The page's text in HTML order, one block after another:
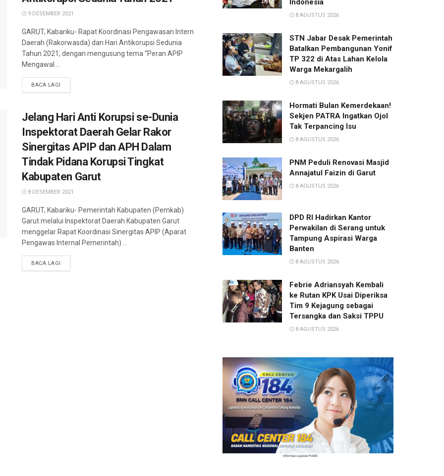
9 DESEMBER 2021
GARUT, Kabariku- Rapat Koordinasi Pengawasan Intern
Daerah (Rakorwasda) dan Hari Antikorupsi Sedunia
Tahun 2021, dengan mengusung tema “Peran APIP
Mengawal ...
BACA LAGI
Jelang Hari Anti Korupsi se-Dunia
Inspektorat Daerah Gelar Rakor
Sinergitas APIP dan APH Dalam
Tindak Pidana Korupsi Tingkat
Kabupaten Garut
8 DESEMBER 2021
GARUT, Kabariku- Pemerintah Kabupaten (Pemkab)
Garut melalui Inspektorat Daerah Kabupaten Garut
menggelar Rapat Koordinasi Sinergitas APIP (Aparat
Pengawas Internal Pemerintah) ...
BACA LAGI
Indonesia
8 AGUSTUS 2026
STN Jabar Desak Pemerintah
Batalkan Pembangunan Yonif
TP 322 di Atas Lahan Kelola
Warga Mekargalih
8 AGUSTUS 2026
Hormati Bulan Kemerdekaan!
Sekjen PATRA Ingatkan Ojol
Tak Terpancing Isu
8 AGUSTUS 2026
PNM Peduli Renovasi Masjid
Annajatul Faizin di Garut
8 AGUSTUS 2026
DPD RI Hadirkan Kantor
Perwakilan di Serang untuk
Tampung Aspirasi Warga
Banten
8 AGUSTUS 2026
Febrie Adriansyah Kembali
ke Rutan KPK Usai Diperiksa
Tim 9 Kejagung sebagai
Tersangka dan Saksi TPPU
8 AGUSTUS 2026